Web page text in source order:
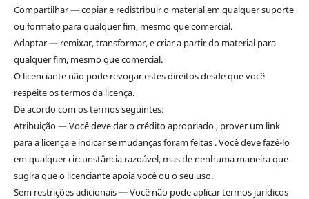
Compartilhar — copiar e redistribuir o material em qualquer suporte
ou formato para qualquer fim, mesmo que comercial.
Adaptar — remixar, transformar, e criar a partir do material para
qualquer fim, mesmo que comercial.
O licenciante não pode revogar estes direitos desde que você
respeite os termos da licença.
De acordo com os termos seguintes:
Atribuição — Você deve dar o crédito apropriado , prover um link
para a licença e indicar se mudanças foram feitas . Você deve fazê-lo
em qualquer circunstância razoável, mas de nenhuma maneira que
sugira que o licenciante apoia você ou o seu uso.
Sem restrições adicionais — Você não pode aplicar termos jurídicos